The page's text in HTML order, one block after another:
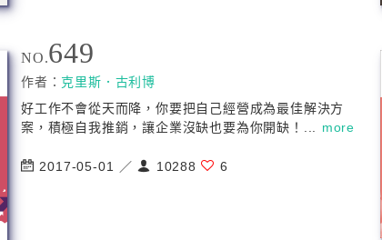
NO.649
作者： 克里斯．古利博
好工作不會從天而降，你要把自己經營成為最佳解決方
案，積極自我推銷，讓企業沒缺也要為你開缺！... more
2017-05-01 ／ 10288 6